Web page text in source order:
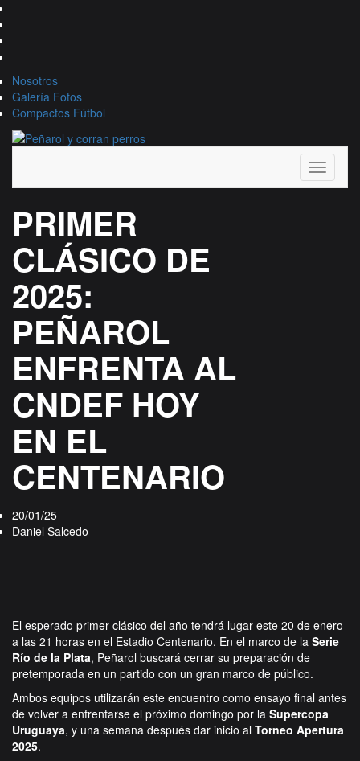
Nosotros
Galería Fotos
Compactos Fútbol
Toggle
PRIMER
CLÁSICO DE
2025:
PEÑAROL
ENFRENTA AL
CNDEF HOY
EN EL
CENTENARIO
20/01/25
Daniel Salcedo
El esperado primer clásico del año tendrá lugar este 20 de enero
a las 21 horas en el Estadio Centenario. En el marco de la Serie
Río de la Plata, Peñarol buscará cerrar su preparación de
pretemporada en un partido con un gran marco de público.
Ambos equipos utilizarán este encuentro como ensayo final antes
de volver a enfrentarse el próximo domingo por la Supercopa
Uruguaya, y una semana después dar inicio al Torneo Apertura
2025.